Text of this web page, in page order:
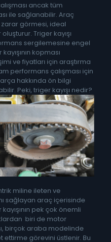
ancak tüm
ile sağlanabilir. Araç
görmesi, ideal
Triger kayışı
sergilemesine engel
kopması
ve fiyatları için araştırma
performans çalışması için
hakkında ön bilgi
Peki, triger kayışı nedir?
miline ileten ve
sağlayan araç içerisinde
pek çok önemli
biri de motor
birçok araba modelinde
ettirme görevini üstlenir. Bu